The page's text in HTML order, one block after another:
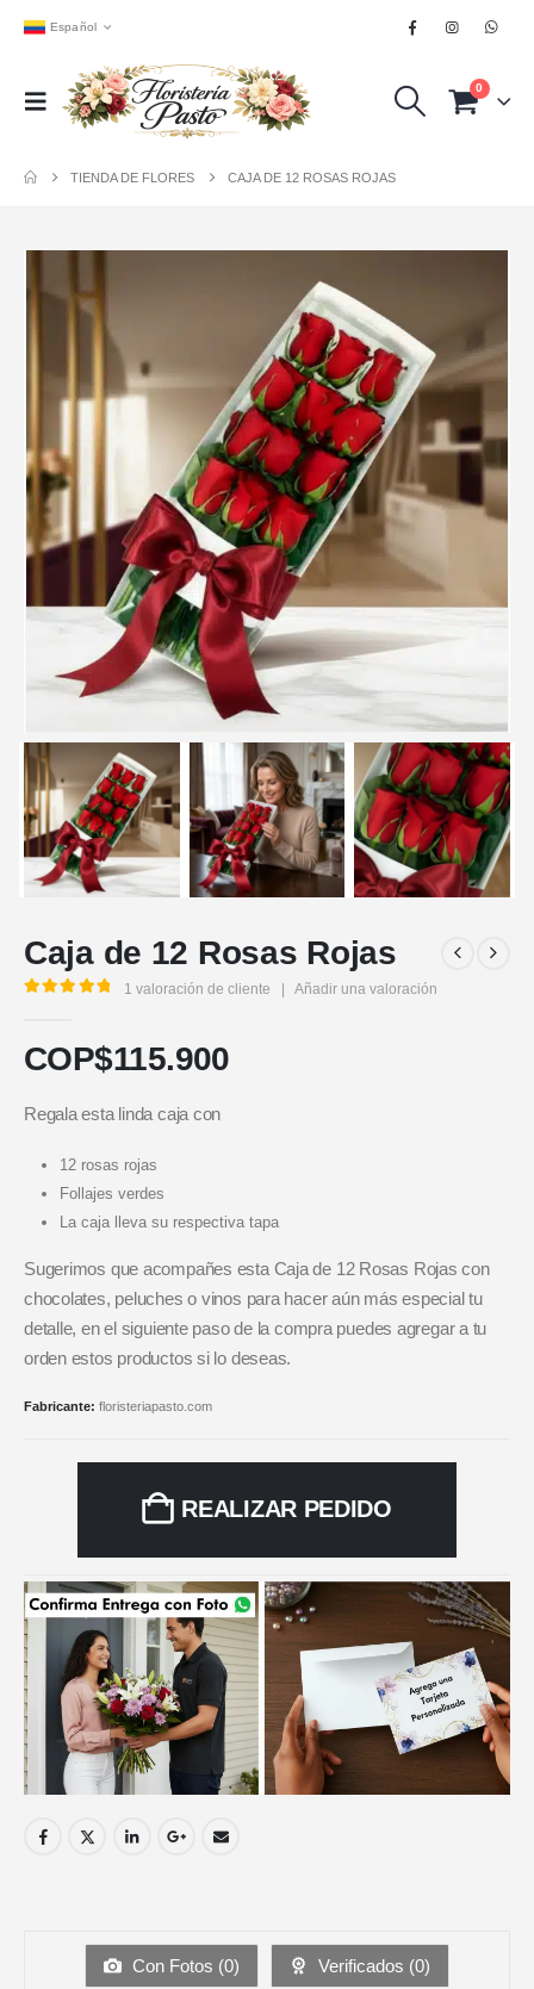
Español
0
TIENDA DE FLORES CAJA DE 12 ROSAS ROJAS
Caja de 12 Rosas Rojas
1 valoración de cliente | Añadir una valoración
COP$115.900
Regala esta linda caja con
12 rosas rojas
Follajes verdes
La caja lleva su respectiva tapa
Sugerimos que acompañes esta Caja de 12 Rosas Rojas con
chocolates, peluches o vinos para hacer aún más especial tu
detalle, en el siguiente paso de la compra puedes agregar a tu
orden estos productos si lo deseas.
Fabricante: floristeriapasto.com
REALIZAR PEDIDO
Con Fotos (0) Verificados (0)